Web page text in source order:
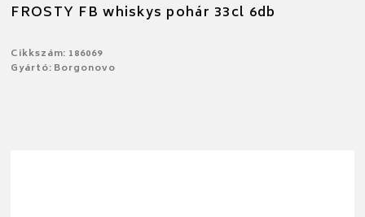
FROSTY FB whiskys pohár 33cl 6db
Cikkszám: 186069
Gyártó: Borgonovo